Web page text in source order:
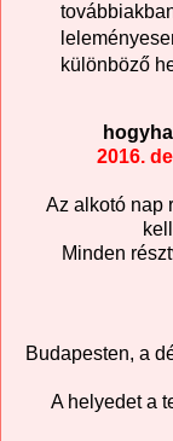
különböző
2016.
Az alkotó nap
Minden
Budapesten, a
A helyedet a